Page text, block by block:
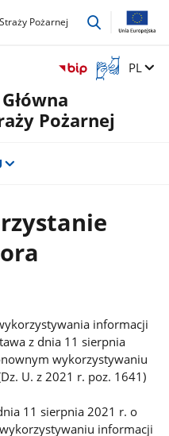
Pożarnej
przejdź
Otwórz
okno
tłumaczem
języka
Zmień
PL
Pożarnej
informacji
z dnia 11 sierpnia
wykorzystywaniu
U. z 2021 r. poz. 1641)
11 sierpnia 2021 r. o
informacji